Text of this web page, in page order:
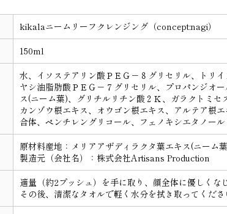
kikalaニームリーフクレンジング（concept:nagi）
150ml
水、イソステアリン酸ＰＥＧ－８グリセリル、トリ
ヤシ油脂肪酸ＰＥＧ－７グリセリル、プロパンジオ
ス(ニーム葉)、グリチルリチン酸２Ｋ、ガラクトミ
カンゾウ根エキス、オウゴン根エキス、アルテア根
合体、ペンチレングリコール、フェノキシエタノール
原材料産地：メリアアザディラクタ葉エキス(ニーム
製造元（会社名）：株式会社Artisans Production
適量（約2プッシュ）を手に取り、顔全体に優しくな
その後、清潔なタオルで軽く水分を拭き取ってくださ